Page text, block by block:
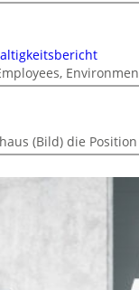
(Bild) die